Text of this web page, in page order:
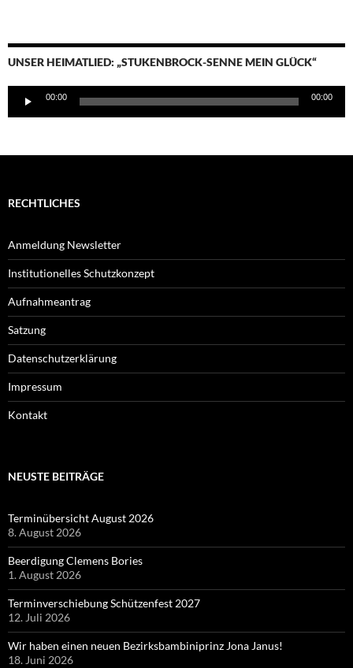
UNSER HEIMATLIED: „STUKENBROCK-SENNE MEIN GLÜCK“
Player
00:00 00:00
RECHTLICHES
Anmeldung Newsletter
Institutionelles Schutzkonzept
Aufnahmeantrag
Satzung
Datenschutzerklärung
Impressum
Kontakt
NEUSTE BEITRÄGE
Terminübersicht August 2026
8. August 2026
Beerdigung Clemens Bories
1. August 2026
Terminverschiebung Schützenfest 2027
12. Juli 2026
Wir haben einen neuen Bezirksbambiniprinz Jona Janus!
18. Juni 2026